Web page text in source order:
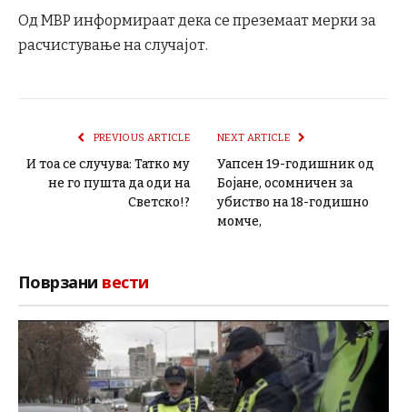
Од МВР информираат дека се преземаат мерки за
расчистување на случајот.
PREVIOUS ARTICLE
И тоа се случува: Татко му
не го пушта да оди на
Светско!?
NEXT ARTICLE
Уапсен 19-годишник од
Бојане, осомничен за
убиство на 18-годишно
момче,
Поврзани вести